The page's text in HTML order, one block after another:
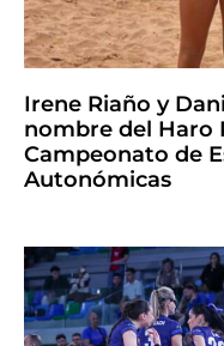
Irene Riaño y
nombre del Haro
Campeonato de
Autonómicas